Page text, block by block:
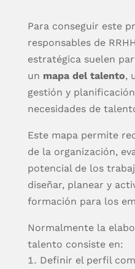
Para conseguir este
responsables de
estratégica suelen
un mapa del talento,
gestión y
necesidades de
Este mapa permite
de la organización,
potencial de los
diseñar, planear y
formación para los
Normalmente la
talento consiste en:
Definir el perfil